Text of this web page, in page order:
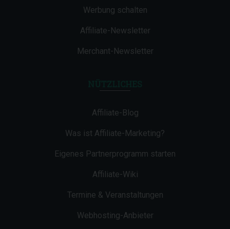
Werbung schalten
Affiliate-Newsletter
Merchant-Newsletter
Affiliate-Blog
Was ist Affiliate-Marketing?
Eigenes Partnerprogramm starten
Affiliate-Wiki
Termine & Veranstaltungen
Webhosting-Anbieter